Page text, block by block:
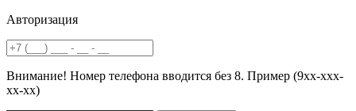
Авторизация
Внимание! Номер телефона вводится без 8. Пример (9хх-ххх-
хх-хх)